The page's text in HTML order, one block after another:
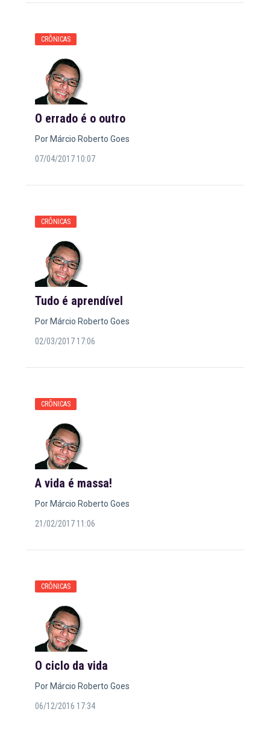
CRÔNICAS
O errado é o outro
Por Márcio Roberto Goes
07/04/2017 10:07
CRÔNICAS
Tudo é aprendível
Por Márcio Roberto Goes
02/03/2017 17:06
CRÔNICAS
A vida é massa!
Por Márcio Roberto Goes
21/02/2017 11:06
CRÔNICAS
O ciclo da vida
Por Márcio Roberto Goes
06/12/2016 17:34